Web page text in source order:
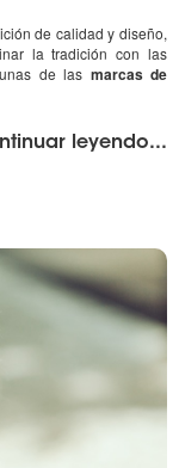
de calidad y diseño,
la tradición con las
de las marcas de
leyendo...